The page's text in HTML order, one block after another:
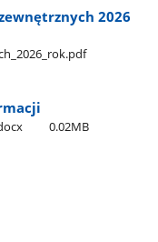
2026
0.02MB